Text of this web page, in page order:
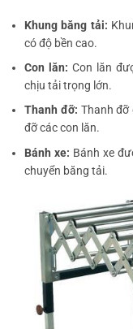
Khung băng tải:
có độ bền cao.
Con lăn: Con lăn
chịu tải trọng lớn.
Thanh đỡ: Thanh đỡ
đỡ các con lăn.
Bánh xe: Bánh xe
chuyển băng tải.